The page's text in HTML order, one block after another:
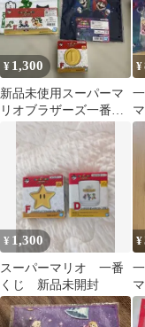
¥ 1,300
新品未使用スーパーマ
リオブラザーズ一番く
じハンドタオル2枚アイ
テム小皿コイン型
¥
¥ 1,300
スーパーマリオ 一番
くじ 新品未開封
¥